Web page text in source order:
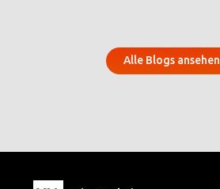
Alle Blogs ansehen